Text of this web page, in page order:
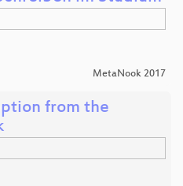
MetaNook 2017
from the